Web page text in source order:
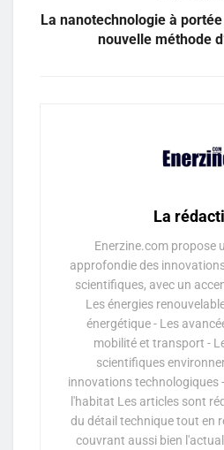
La nanotechnologie à
nouvelle méthode
La
Enerzine.com propose
approfondie des
scientifiques, avec un
Les énergies
énergétique - Les
mobilité et transport -
scientifiques
innovations technologiques
l'habitat Les articles sont
du détail technique tout en
couvrant aussi bien